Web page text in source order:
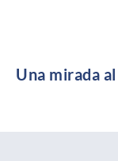
Una mirada